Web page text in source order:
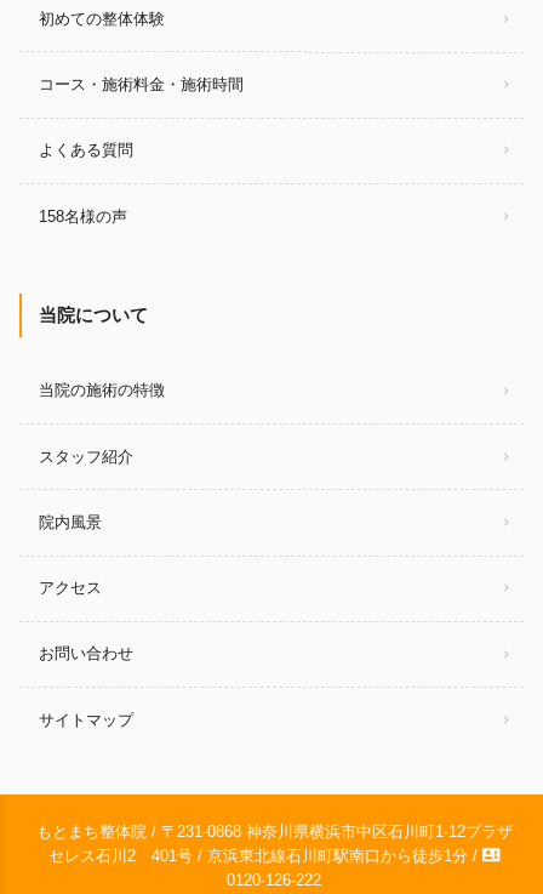
初めての整体体験
コース・施術料金・施術時間
よくある質問
158名様の声
当院について
当院の施術の特徴
スタッフ紹介
院内風景
アクセス
お問い合わせ
サイトマップ
もとまち整体院 / 〒231-0868 神奈川県横浜市中区石川町1-12プラザ
セレス石川2 401号 / 京浜東北線石川町駅南口から徒歩1分 / contact_phone
0120-126-222